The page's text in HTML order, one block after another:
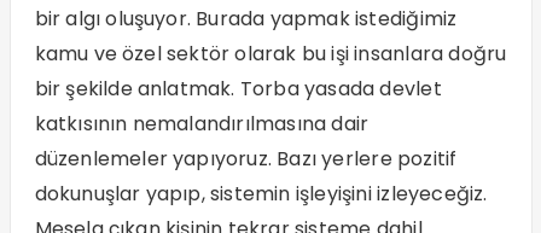
bir algı oluşuyor. Burada yapmak istediğimiz
kamu ve özel sektör olarak bu işi insanlara doğru
bir şekilde anlatmak. Torba yasada devlet
katkısının nemalandırılmasına dair
düzenlemeler yapıyoruz. Bazı yerlere pozitif
dokunuşlar yapıp, sistemin işleyişini izleyeceğiz.